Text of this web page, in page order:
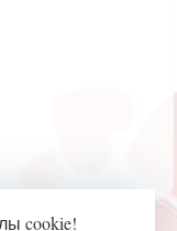
cookie!